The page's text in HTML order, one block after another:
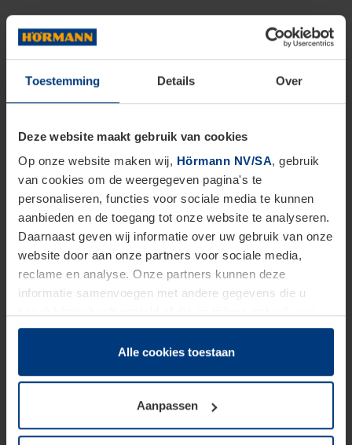
Toestemming Details Over
Deze website maakt gebruik van cookies
Op onze website maken wij, Hörmann NV/SA, gebruik
van cookies om de weergegeven pagina's te
personaliseren, functies voor sociale media te kunnen
aanbieden en de toegang tot onze website te analyseren.
Daarnaast geven wij informatie over uw gebruik van onze
website door aan onze partners voor sociale media,
reclame en analyse. Onze partners kunnen deze
informatie samenvoegen met andere gegevens die u
hun diensten hebben verzameld.
Juridisch hebben wij het recht om cookies op uw
van deze pagina's absoluut vereist is. Voor alle andere
soorten cookies is uw toestemming benodigd. Uw
toestemming kunt u op elk moment bij de uitleg van de
Alle cookies toestaan
Aanpassen